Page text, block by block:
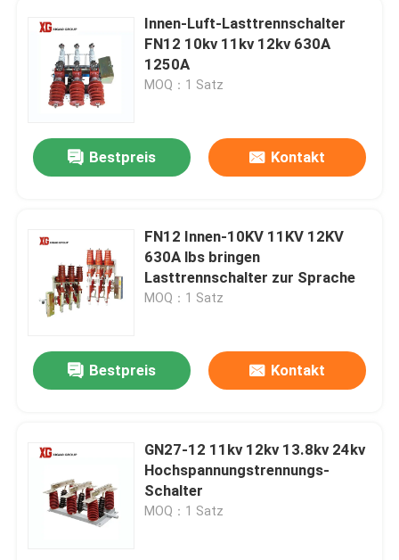
Innen-Luft-Lasttrennschalter
FN12 10kv 11kv 12kv 630A
1250A
MOQ：1 Satz
Bestpreis Kontakt
FN12 Innen-10KV 11KV 12KV
630A lbs bringen
Lasttrennschalter zur Sprache
MOQ：1 Satz
Bestpreis Kontakt
GN27-12 11kv 12kv 13.8kv 24kv
Hochspannungstrennungs-
Schalter
MOQ：1 Satz